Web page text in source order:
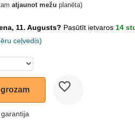
atjaunot mežu planēta)
11. Augusts? Pasūtīt ietvaros 14
ceļvedis)